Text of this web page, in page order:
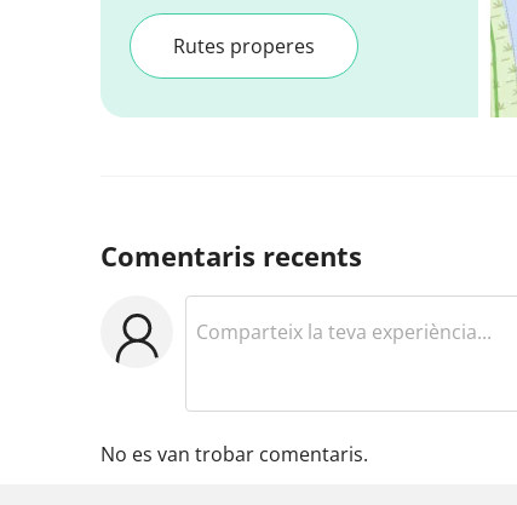
Rutes properes
Comentaris recents
No es van trobar comentaris.